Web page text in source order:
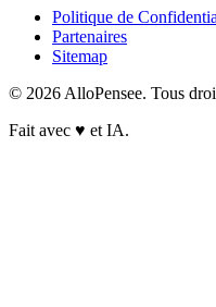
Politique de
Partenaires
Sitemap
© 2026 AlloPensee. Tous
Fait avec ♥ et IA.